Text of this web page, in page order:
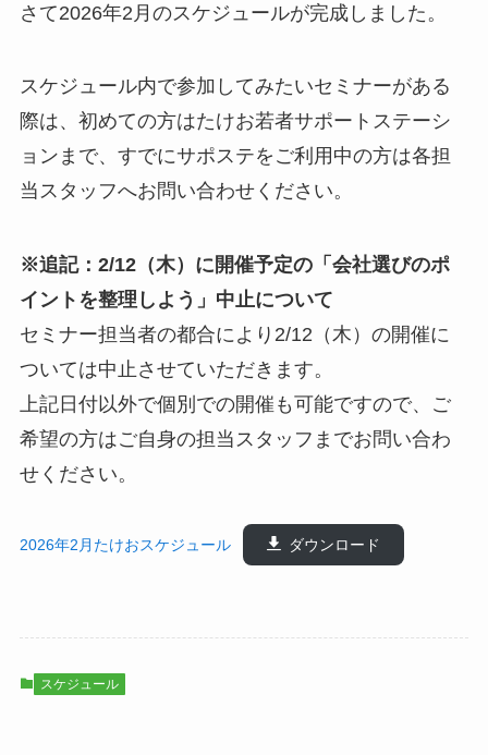
さて2026年2月のスケジュールが完成しました。
スケジュール内で参加してみたいセミナーがある
際は、初めての方はたけお若者サポートステーシ
ョンまで、すでにサポステをご利用中の方は各担
当スタッフへお問い合わせください。
※追記：2/12（木）に開催予定の「会社選びのポ
イントを整理しよう」中止について
セミナー担当者の都合により2/12（木）の開催に
ついては中止させていただきます。
上記日付以外で個別での開催も可能ですので、ご
希望の方はご自身の担当スタッフまでお問い合わ
せください。
2026年2月たけおスケジュール ダウンロード
スケジュール